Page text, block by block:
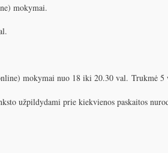
mokymai.
mokymai nuo 18 iki 20.30 val. Trukmė 5
užpildydami prie kiekvienos paskaitos